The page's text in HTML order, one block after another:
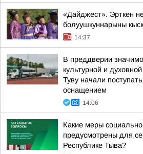
«Дайджест». Эрткен
болуушкуннарыны
14:37
В преддверии
культурной и
Туву начали
оснащением
14:06
Какие меры
предусмотрены для
Республике Тыва?